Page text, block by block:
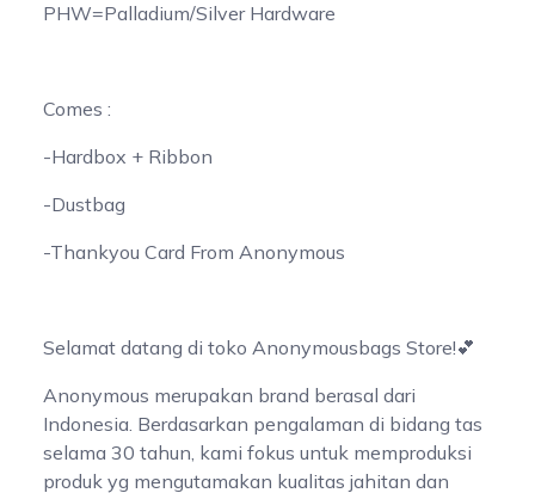
PHW=Palladium/Silver Hardware
Comes :
-Hardbox + Ribbon
-Dustbag
-Thankyou Card From Anonymous
Selamat datang di toko Anonymousbags Store!💕
Anonymous merupakan brand berasal dari
Indonesia. Berdasarkan pengalaman di bidang tas
selama 30 tahun, kami fokus untuk memproduksi
produk yg mengutamakan kualitas jahitan dan